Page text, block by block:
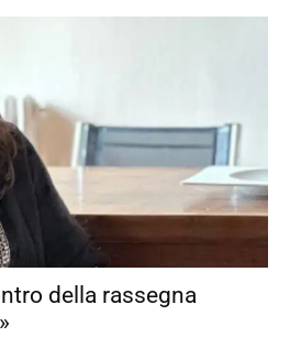
della rassegna